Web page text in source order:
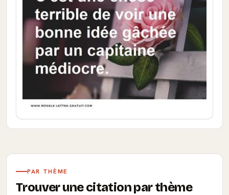
PAR THÈME
Trouver une citation par thème